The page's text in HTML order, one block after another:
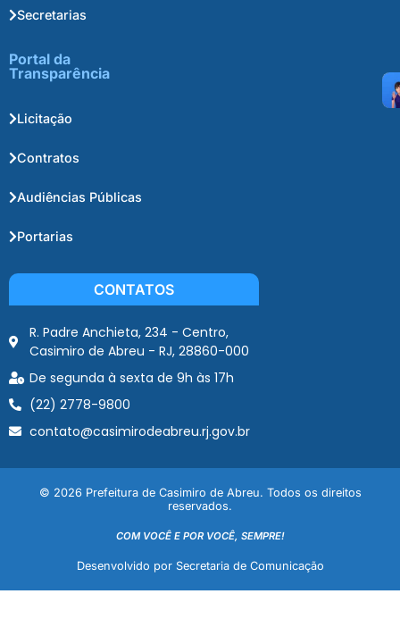
Secretarias
Portal da
Transparência
Licitação
Contratos
Audiências Públicas
Portarias
CONTATOS
R. Padre Anchieta, 234 - Centro,
Casimiro de Abreu - RJ, 28860-000
De segunda à sexta de 9h às 17h
(22) 2778-9800
contato@casimirodeabreu.rj.gov.br
© 2026 Prefeitura de Casimiro de Abreu. Todos os direitos
reservados.
COM VOCÊ E POR VOCÊ, SEMPRE!
Desenvolvido por Secretaria de Comunicação